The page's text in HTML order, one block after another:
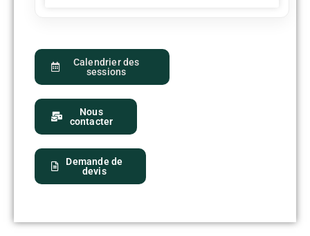
Demande de
devis
Calendrier des
sessions
Nous
contacter